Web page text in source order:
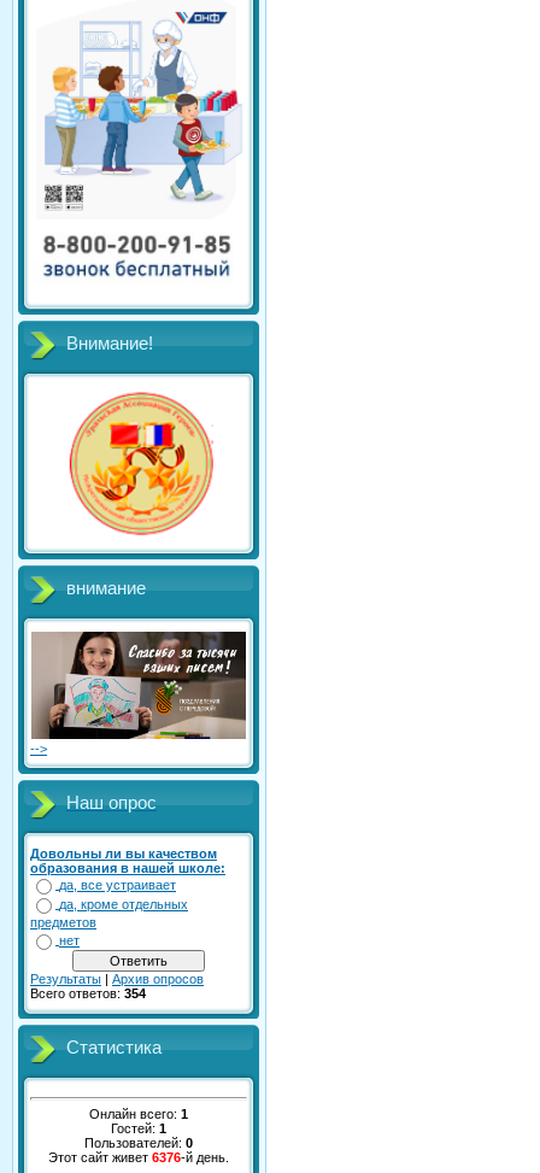
Внимание!
внимание
-->
Наш опрос
Довольны ли вы качеством
образования в нашей школе:
да, все устраивает
да, кроме отдельных
предметов
нет
Результаты | Архив опросов
Всего ответов: 354
Статистика
Онлайн всего: 1
Гостей: 1
Пользователей: 0
Этот сайт живет 6376-й день.